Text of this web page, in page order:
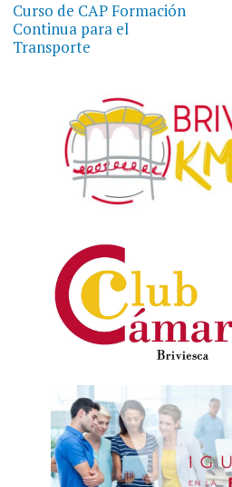
de
entradas
Curso de CAP Formación
Continua para el
Transporte